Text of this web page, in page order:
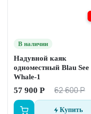
В наличии
Надувной каяк
одноместный Blau See
Whale-1
57 900 Р 62 600 Р
Купить